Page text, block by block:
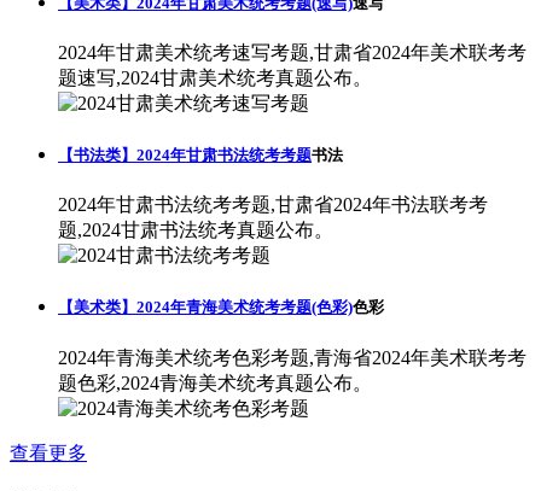
2024年甘肃美术统考速写考题,甘肃省2024年美术联考考
题速写,2024甘肃美术统考真题公布。
【书法类】2024年甘肃书法统考考题书法
2024年甘肃书法统考考题,甘肃省2024年书法联考考
题,2024甘肃书法统考真题公布。
【美术类】2024年青海美术统考考题(色彩)色彩
2024年青海美术统考色彩考题,青海省2024年美术联考考
题色彩,2024青海美术统考真题公布。
查看更多